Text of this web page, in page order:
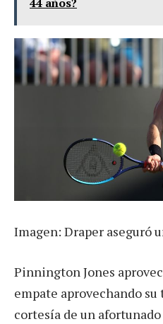
Imagen: Draper aseguró
Pinnington Jones
empate aprovechando
cortesía de un